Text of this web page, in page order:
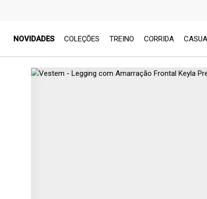
NOVIDADES COLEÇÕES TREINO CORRIDA